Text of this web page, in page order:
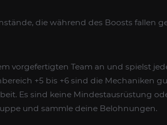
die während des Boosts fallen
vorgefertigten Team an und spielst
+5 bis +6 sind die Mechaniken
Es sind keine Mindestausrüstung
und sammle deine Belohnungen.